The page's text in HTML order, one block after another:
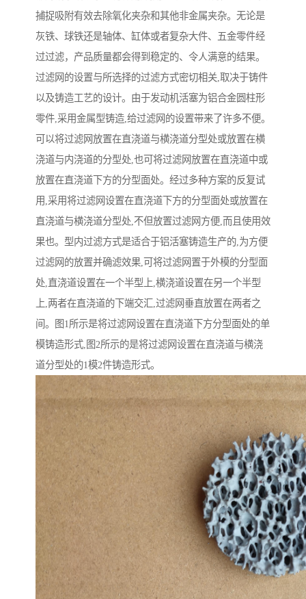
捕捉吸附有效去除氧化夹杂和其他非金属夹杂。无论是
灰铁、球铁还是轴体、缸体或者复杂大件、五金零件经
过过滤，产品质量都会得到稳定的、令人满意的结果。
过滤网的设置与所选择的过滤方式密切相关,取决于铸件
以及铸造工艺的设计。由于发动机活塞为铝合金圆柱形
零件,采用金属型铸造,给过滤网的设置带来了许多不便。
可以将过滤网放置在直浇道与横浇道分型处或放置在横
浇道与内浇道的分型处,也可将过滤网放置在直浇道中或
放置在直浇道下方的分型面处。经过多种方案的反复试
用,采用将过滤网设置在直浇道下方的分型面处或放置在
直浇道与横浇道分型处,不但放置过滤网方便,而且使用效
果也。型内过滤方式是适合于铝活塞铸造生产的,为方便
过滤网的放置并确滤效果,可将过滤网置于外模的分型面
处,直浇道设置在一个半型上,横浇道设置在另一个半型
上,两者在直浇道的下端交汇,过滤网垂直放置在两者之
间。图1所示是将过滤网设置在直浇道下方分型面处的单
模铸造形式,图2所示的是将过滤网设置在直浇道与横浇
道分型处的1模2件铸造形式。